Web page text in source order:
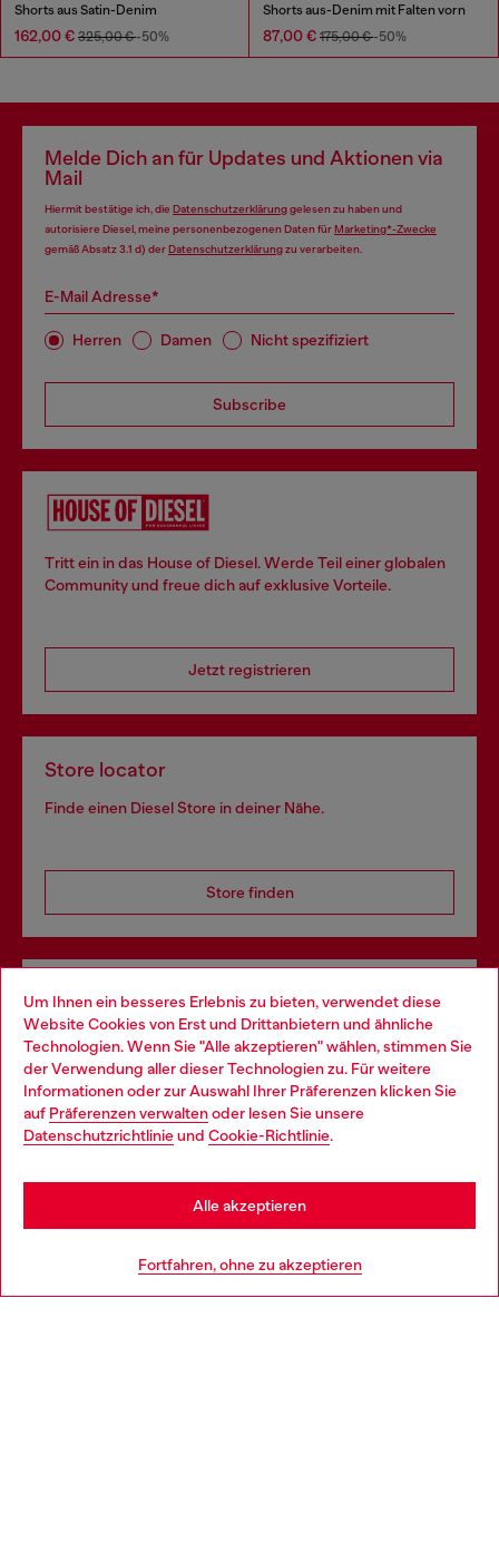
Um Ihnen ein besseres Erlebnis zu bieten, verwendet diese
Website Cookies von Erst und Drittanbietern und ähnliche
Technologien. Wenn Sie "Alle akzeptieren" wählen, stimmen Sie
der Verwendung aller dieser Technologien zu. Für weitere
Informationen oder zur Auswahl Ihrer Präferenzen klicken Sie
auf Präferenzen verwaltenoder lesen Sie unsere
Datenschutzrichtlinieund Cookie-Richtlinie.
Fortfahren, ohne zu akzeptieren
Alle akzeptieren
Shorts aus Satin-Denim
162,00 € 325,00 €-50%
Shorts aus-Denim mit Falten vorn
87,00 € 175,00 €-50%
Melde Dich an für Updates und Aktionen via
Mail
Hiermit bestätige ich, die Datenschutzerklärunggelesen zu haben und
autorisiere Diesel, meine personenbezogenen Daten fürMarketing*-Zwecke
gemäß Absatz 3.1 d) derDatenschutzerklärungzu verarbeiten.
E-Mail Adresse*
Herren Damen Nicht spezifiziert
Subscribe
Tritt ein in das House of Diesel. Werde Teil einer globalen
Community und freue dich auf exklusive Vorteile.
Jetzt registrieren
Store locator
Finde einen Diesel Store in deiner Nähe.
Store finden
Omnichannel-Services
Entdecke unser gesamtes Service-Angebot, online und
im Store.
Mehr erfahren
Choose your location
You are currently browsing Deutschland website, but it seems
you may be based in United States